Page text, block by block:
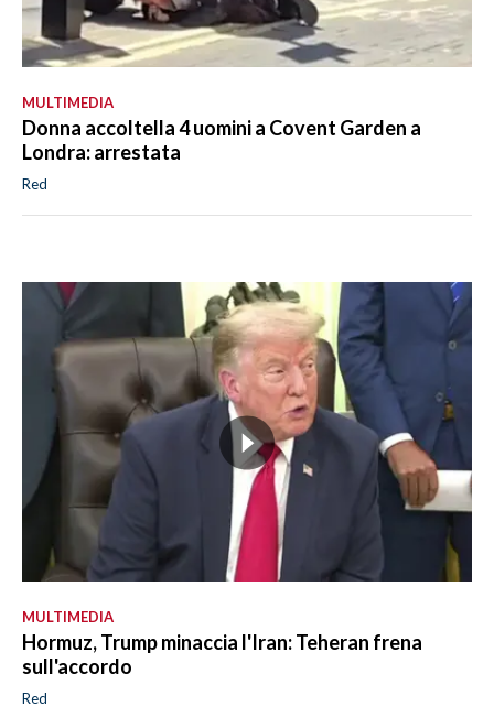
MULTIMEDIA
Donna accoltella 4 uomini a Covent Garden a
Londra: arrestata
Red
MULTIMEDIA
Hormuz, Trump minaccia l'Iran: Teheran frena
sull'accordo
Red